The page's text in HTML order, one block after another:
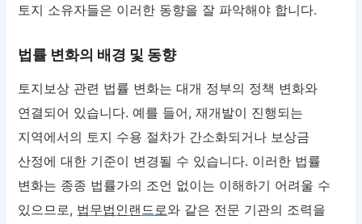
토지 소유자들은 이러한 동향을 잘 파악해야 합니다.
법률 변화의 배경 및 동향
토지보상 관련 법률 변화는 대개 정부의 정책 변화와
연결되어 있습니다. 예를 들어, 재개발이 진행되는
지역에서의 토지 수용 절차가 간소화되거나 보상금
산정에 대한 기준이 변경될 수 있습니다. 이러한 법률
변화는 종종 법률가의 조언 없이는 이해하기 어려울 수
있으므로, 법무법인랜드로와 같은 전문 기관의 조력을